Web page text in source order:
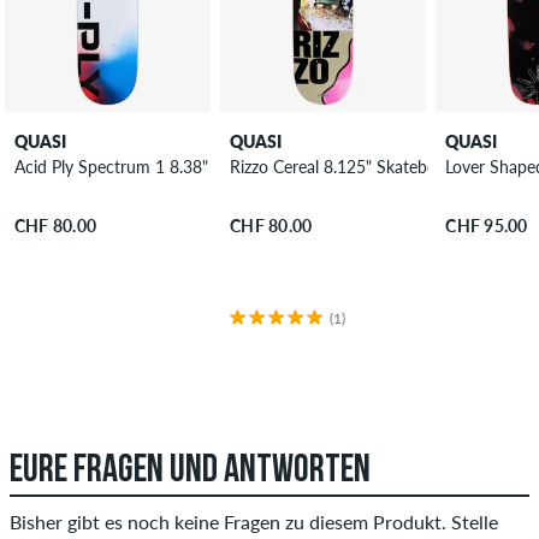
QUASI
Acid Ply Spectrum 1 8.38" Skateboard Deck
CHF 80.00
QUASI
Rizzo Cereal 8.125" Skateboard Deck
CHF 80.00
(1)
QUASI
Lover
CHF 95.00
EURE FRAGEN UND ANTWORTEN
Bisher gibt es noch keine Fragen zu diesem Produkt. Stelle